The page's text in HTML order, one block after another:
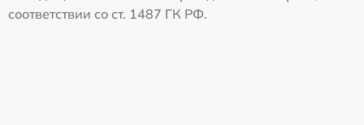
соответствии со ст. 1487 ГК РФ.